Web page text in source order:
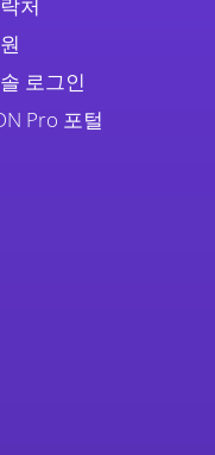
로그인
Pro 포털